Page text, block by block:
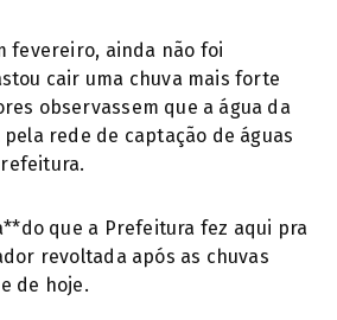
fevereiro, ainda não foi
cair uma chuva mais forte
observassem que a água da
rede de captação de águas
que a Prefeitura fez aqui pra
revoltada após as chuvas
de hoje.